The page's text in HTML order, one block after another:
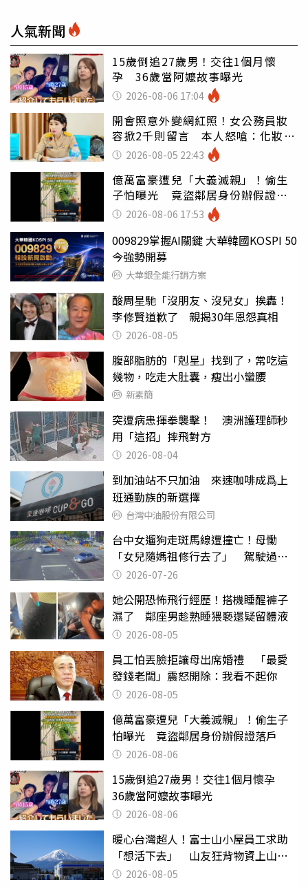
人氣新聞
15歲倒追27歲男！交往1個月懷
孕 36歲當阿嬤故事曝光
2026-08-06 17:04
開會照意外變網紅照！女公務員妝
容掀2千則留言 本人怒嗆：化妝有
錯嗎2026-08-05 22:43
億萬富豪遭兒「大義滅親」！偷生
子怕曝光 竟盜鄰居身份辦假證落
戶 2026-08-06 17:53
009829掌握AI關鍵 大華韓國KOSPI 50
今強勢開募
大華銀全能行銷方案
酸周星馳「沒朋友、沒兒女」挨轟！
李修賢道歉了 親揭30年恩怨真相
2026-08-05
腹部脂肪的「剋星」找到了，常吃這
幾物，吃走大肚囊，瘦出小蠻腰
新素簡
突遭病患揮拳襲擊！ 澳洲護理師秒
用「這招」摔飛對方
2026-08-04
到加油站不只加油 來速咖啡成爲上
班通勤族的新選擇
台灣中油股份有限公司
台中女遛狗走斑馬線遭撞亡！母慟
「女兒隨媽祖修行去了」 駕駛過失
致死判9月
2026-07-26
她公開恐怖飛行經歷！搭機睡醒褲子
濕了 鄰座男趁熟睡猥褻還疑留體液
2026-08-05
員工怕丟臉拒讓母出席婚禮 「最愛
發錢老闆」震怒開除：我看不起你
2026-08-05
億萬富豪遭兒「大義滅親」！偷生子
怕曝光 竟盜鄰居身份辦假證落戶
2026-08-06
15歲倒追27歲男！交往1個月懷孕
36歲當阿嬤故事曝光
2026-08-06
暖心台灣超人！富士山小屋員工求助
「想活下去」 山友狂背物資上山：
台灣真的是寶島
2026-08-05